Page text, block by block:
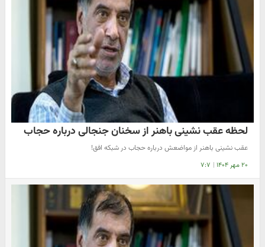
لحظه عقب نشینی باهنر از سخنان جنجالی درباره حجاب
عقب نشینی باهنر از مواضعش درباره حجاب در شبکه افق!
۲۰ مهر ۱۴۰۴ | ۷:۷